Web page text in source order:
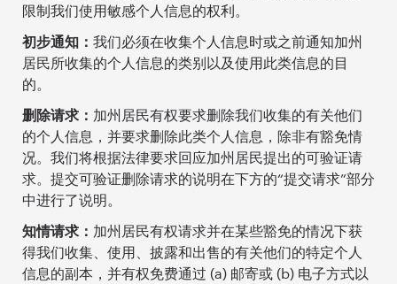
限制我们使用敏感个人信息的权利。
初步通知： 我们必须在收集个人信息时或之前通知加州
居民所收集的个人信息的类别以及使用此类信息的目
的。
删除请求： 加州居民有权要求删除我们收集的有关他们
的个人信息，并要求删除此类个人信息，除非有豁免情
况。我们将根据法律要求回应加州居民提出的可验证请
求。提交可验证删除请求的说明在下方的“提交请求”部分
中进行了说明。
知情请求： 加州居民有权请求并在某些豁免的情况下获
得我们收集、使用、披露和出售的有关他们的特定个人
信息的副本，并有权免费通过 (a) 邮寄或 (b) 电子方式以